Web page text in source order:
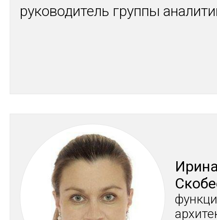
руководитель группы